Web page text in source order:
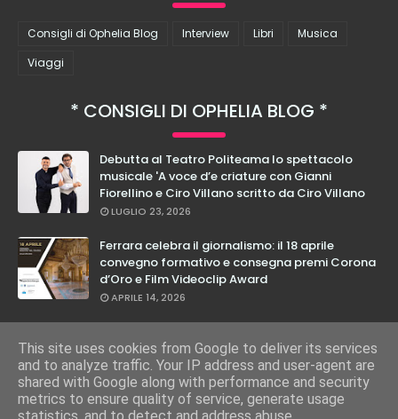
Consigli di Ophelia Blog Interview Libri
Musica
Viaggi
CONSIGLI DI OPHELIA BLOG
Debutta al Teatro Politeama lo spettacolo
musicale 'A voce d’e criature con Gianni
Fiorellino e Ciro Villano scritto da Ciro Villano
LUGLIO 23, 2026
Ferrara celebra il giornalismo: il 18 aprile
convegno formativo e consegna premi Corona
d’Oro e Film Videoclip Award
APRILE 14, 2026
con il suo nuovo spettacolo "E Loro Lo Sanno"
FEBBRAIO 17, 2026
This site uses cookies from Google to deliver its services
and to analyze traffic. Your IP address and user-agent are
shared with Google along with performance and security
metrics to ensure quality of service, generate usage